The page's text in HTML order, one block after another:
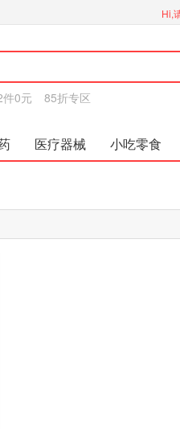
Hi,
件0元 85折专区
医疗器械 小吃零食